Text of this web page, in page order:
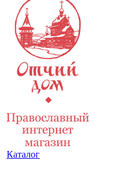
Каталог